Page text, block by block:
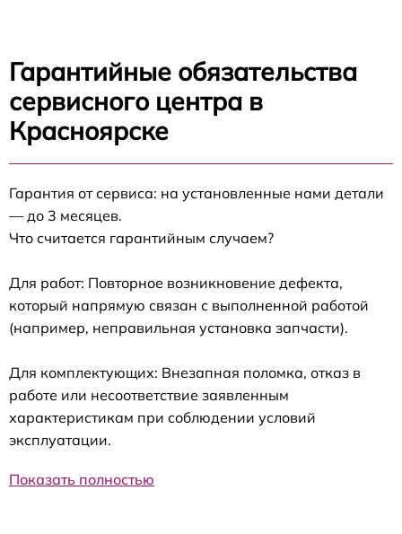
Гарантийные обязательства
сервисного центра в
Красноярске
Гарантия от сервиса: на установленные нами детали
— до 3 месяцев.
Что считается гарантийным случаем?
Для работ: Повторное возникновение дефекта,
который напрямую связан с выполненной работой
(например, неправильная установка запчасти).
Для комплектующих: Внезапная поломка, отказ в
работе или несоответствие заявленным
характеристикам при соблюдении условий
эксплуатации.
Показать полностью